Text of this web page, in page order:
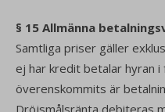
§ 15 Allmänna
Samtliga priser gäller
ej har kredit betalar hyran
överenskommits är
Dröjsmålsränta debiteras